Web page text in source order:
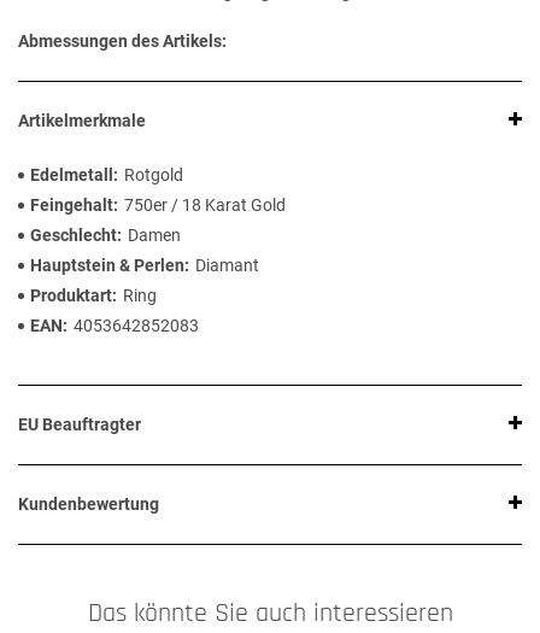
Abmessungen des Artikels:
Artikelmerkmale
Edelmetall
Rotgold
Feingehalt 750er / 18 Karat Gold
Geschlecht
Damen
Hauptstein & Perlen
Diamant
Produktart
Ring
EAN
4053642852083
EU Beauftragter
Kundenbewertung
Das könnte Sie auch interessieren